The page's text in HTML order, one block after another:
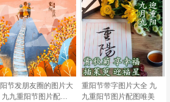
节发朋友圈的图片大
九九重阳节图片配图
重阳节带字图片大全 九
九重阳节图片配图唯美